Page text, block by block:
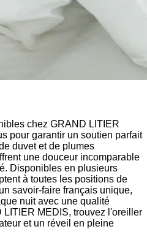
chez GRAND LITIER
pour garantir un soutien parfait
duvet et de plumes
une douceur incomparable
Disponibles en plusieurs
à toutes les positions de
savoir-faire français unique,
nuit avec une qualité
MEDIS, trouvez l'oreiller
et un réveil en pleine